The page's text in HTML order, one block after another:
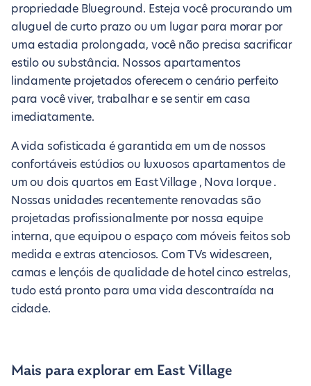
propriedade Blueground. Esteja você procurando um
aluguel de curto prazo ou um lugar para morar por
uma estadia prolongada, você não precisa sacrificar
estilo ou substância. Nossos apartamentos
lindamente projetados oferecem o cenário perfeito
para você viver, trabalhar e se sentir em casa
imediatamente.
A vida sofisticada é garantida em um de nossos
confortáveis estúdios ou luxuosos apartamentos de
um ou dois quartos em East Village , Nova Iorque .
Nossas unidades recentemente renovadas são
projetadas profissionalmente por nossa equipe
interna, que equipou o espaço com móveis feitos sob
medida e extras atenciosos. Com TVs widescreen,
camas e lençóis de qualidade de hotel cinco estrelas,
tudo está pronto para uma vida descontraída na
cidade.
Mais para explorar em East Village